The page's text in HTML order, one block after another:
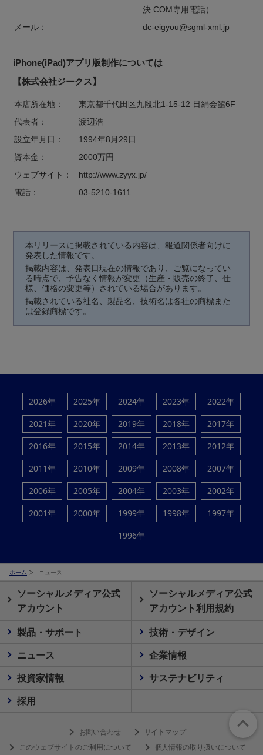
決.COM専用電話）
メール：
dc-eigyou@sgml-xml.jp
iPhone(iPad)アプリ版制作については
【株式会社ジークス】
本店所在地：
東京都千代田区九段北1-15-12 日絹会館6F
代表者：
渡辺浩
設立年月日：
1994年8月29日
資本金：
2000万円
ウェブサイト：
http://www.zyyx.jp/
電話：
03-5210-1611
本リリースに掲載されている内容は、報道関係者向けに
発表した情報です。
掲載内容は、発表日現在の情報であり、ご覧になってい
る時点で、予告なく情報が変更（生産・販売の終了、仕
様、価格の変更等）されている場合があります。
掲載されている社名、製品名、技術名は各社の商標また
は登録商標です。
2026年 2025年 2024年 2023年
2022年
2021年
2020年 2019年 2018年
2017年
2016年
2015年 2014年 2013年
2012年
2011年
2010年 2009年 2008年
2007年
2006年
2005年 2004年 2003年
2002年
2001年
2000年 1999年 1998年
1997年
1996年
ホーム ニュース
ソーシャルメディア公式
アカウント
ソーシャルメディア公式
アカウント利用規約
製品・サポート
技術・デザイン
ニュース
企業情報
投資家情報
サステナビリティ
採用
お問い合わせ
サイトマップ
このウェブサイトのご利用について
個人情報の取り扱いについて